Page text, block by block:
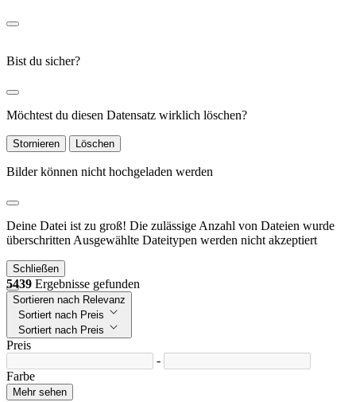
Bist du sicher?
Möchtest du diesen Datensatz wirklich löschen?
Stornieren Löschen
Bilder können nicht hochgeladen werden
Deine Datei ist zu groß! Die zulässige Anzahl von Dateien wurde
überschritten Ausgewählte Dateitypen werden nicht akzeptiert
Schließen
5439 Ergebnisse gefunden
Sortieren nach Relevanz
Sortiert nach Preis
Sortiert nach Preis
Preis
-
Farbe
Mehr sehen